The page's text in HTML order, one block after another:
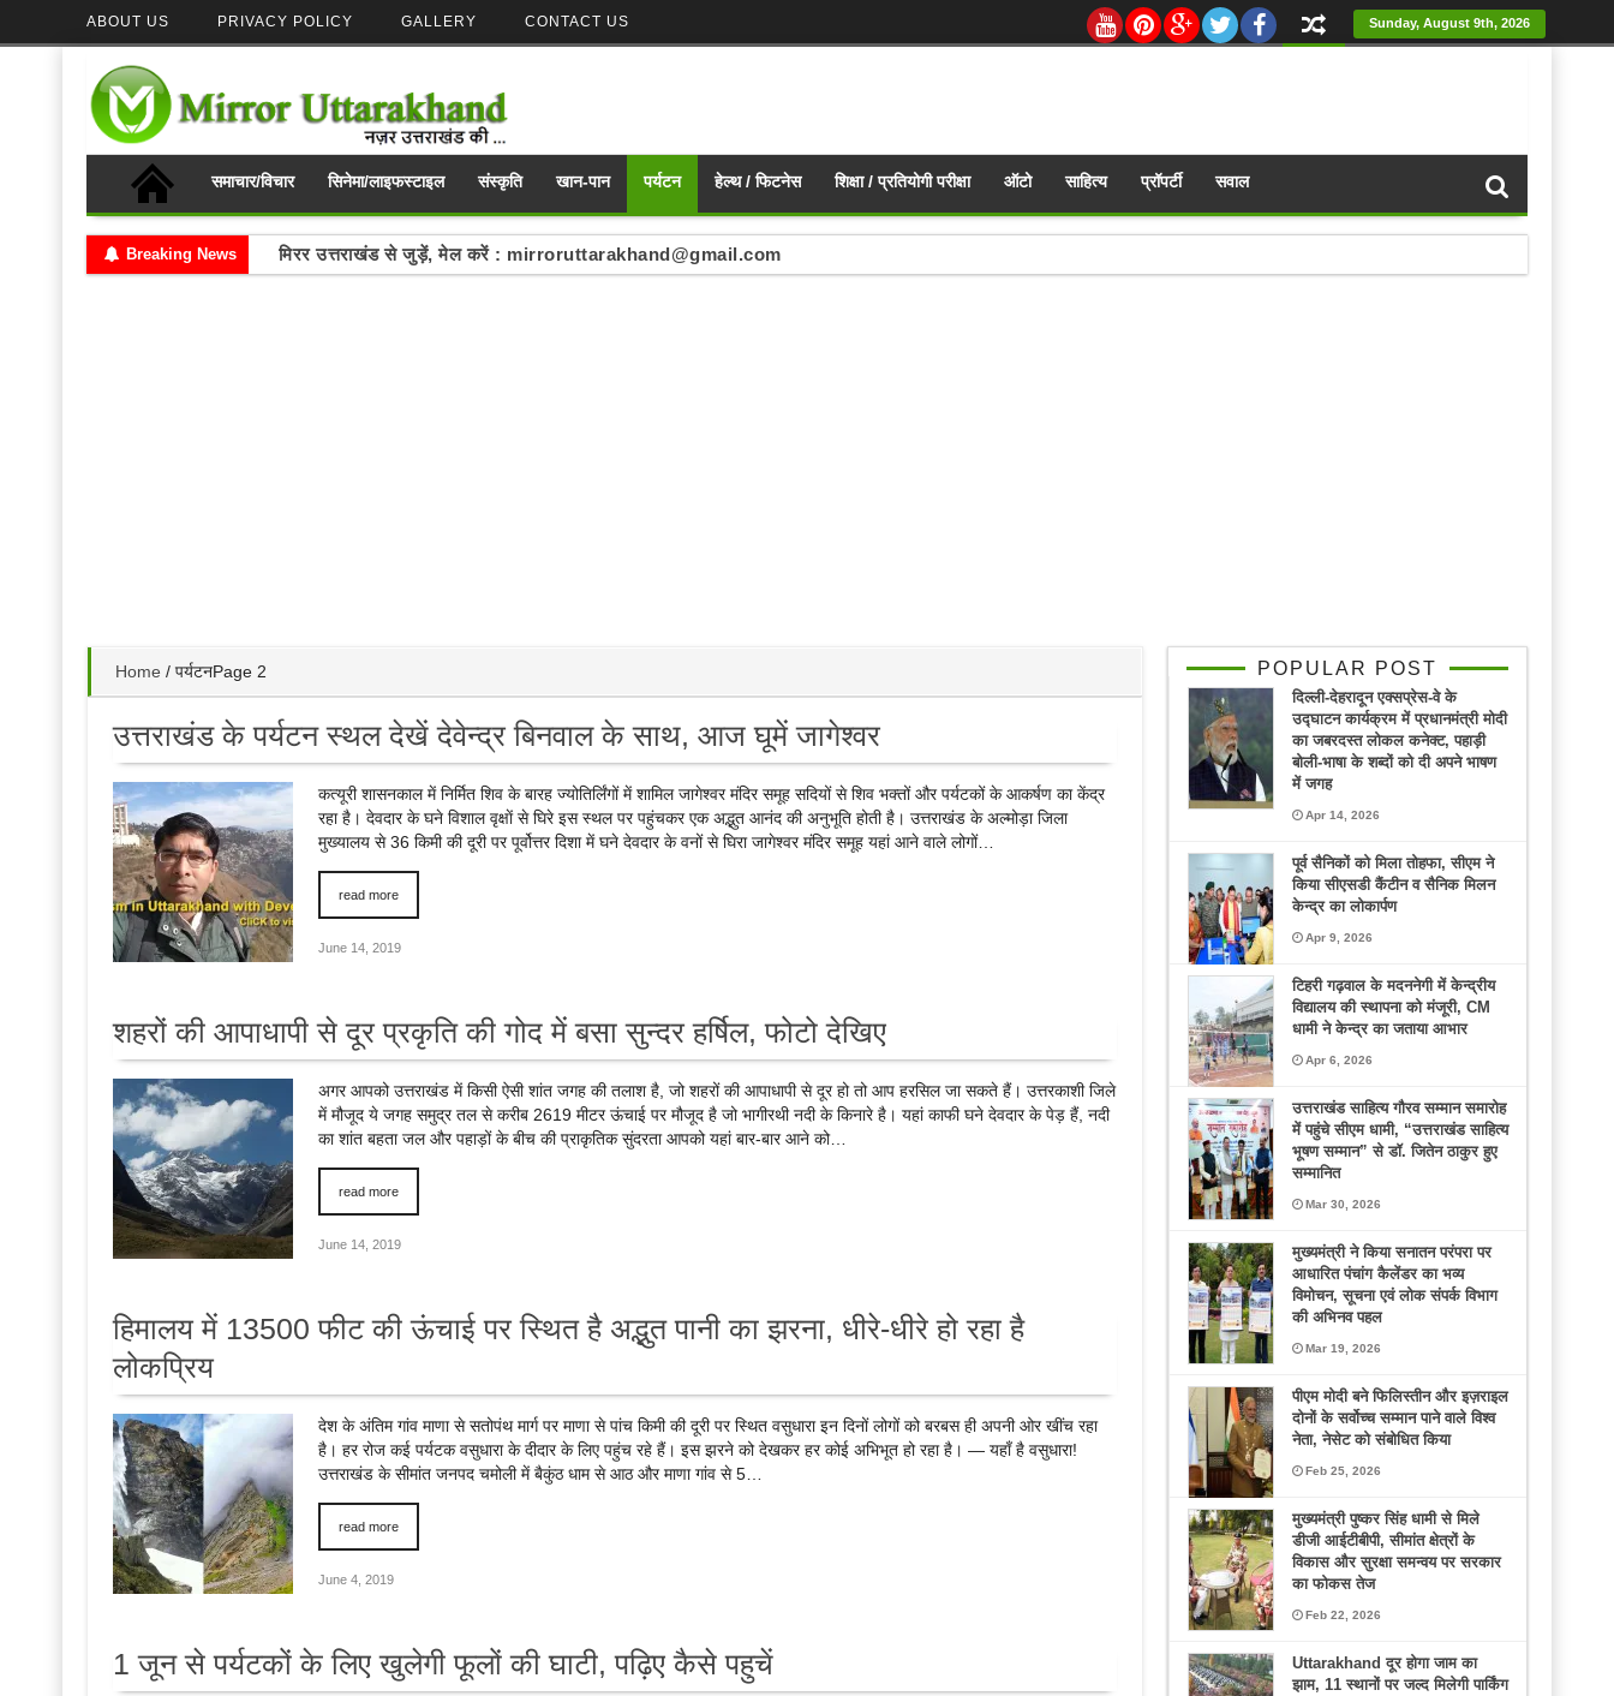
ABOUT US PRIVACY POLICY GALLERY CONTACT US Sunday, August 9th, 2026
समाचार/विचार सिनेमा/लाइफस्टाइल संस्कृति खान-पान पर्यटन हेल्थ / फिटनेस शिक्षा / प्रतियोगी परीक्षा ऑटो साहित्य प्रॉपर्टी सवाल
Breaking News
मिरर उत्तराखंड से जुड़ें, मेल करें : mirroruttarakhand@gmail.com
Home / पर्यटनPage 2
उत्तराखंड के पर्यटन स्थल देखें देवेन्द्र बिनवाल के साथ, आज घूमें जागेश्वर
कत्यूरी शासनकाल में निर्मित शिव के बारह ज्योतिर्लिंगों में शामिल जागेश्वर मंदिर समूह सदियों से शिव भक्तों और पर्यटकों के आकर्षण का केंद्र
रहा है। देवदार के घने विशाल वृक्षाें से घिरे इस स्थल पर पहुंचकर एक अद्भुत आनंद की अनुभूति होती है। उत्तराखंड के अल्मोड़ा जिला
मुख्यालय से 36 किमी की दूरी पर पूर्वोत्तर दिशा में घने देवदार के वनों से घिरा जागेश्वर मंदिर समूह यहां आने वाले लोगों…
read more
June 14, 2019
शहरों की आपाधापी से दूर प्रकृति की गोद में बसा सुन्दर हर्षिल, फोटो देखिए
अगर आपको उत्तराखंड में किसी ऐसी शांत जगह की तलाश है, जो शहरों की आपाधापी से दूर हो तो आप हरसिल जा सकते हैं। उत्तरकाशी जिले
में मौजूद ये जगह समुद्र तल से करीब 2619 मीटर ऊंचाई पर मौजूद है जो भागीरथी नदी के किनारे है। यहां काफी घने देवदार के पेड़ हैं, नदी
का शांत बहता जल और पहाड़ों के बीच की प्राकृतिक सुंदरता आपको यहां बार-बार आने को…
read more
June 14, 2019
हिमालय में 13500 फीट की ऊंचाई पर स्थित है अद्भुत पानी का झरना, धीरे-धीरे हो रहा है
लोकप्रिय
देश के अंतिम गांव माणा से सतोपंथ मार्ग पर माणा से पांच किमी की दूरी पर स्थित वसुधारा इन दिनों लोगों को बरबस ही अपनी ओर खींच रहा
है। हर रोज कई पर्यटक वसुधारा के दीदार के लिए पहुंच रहे हैं। इस झरने को देखकर हर कोई अभिभूत हो रहा है। — यहाँ है वसुधारा!
उत्तराखंड के सीमांत जनपद चमोली में बैकुंठ धाम से आठ और माणा गांव से 5…
read more
June 4, 2019
1 जून से पर्यटकों के लिए खुलेगी फूलों की घाटी, पढ़िए कैसे पहुचें
POPULAR POST
दिल्ली-देहरादून एक्सप्रेस-वे के
उद्घाटन कार्यक्रम में प्रधानमंत्री मोदी
का जबरदस्त लोकल कनेक्ट, पहाड़ी
बोली-भाषा के शब्दों को दी अपने भाषण
में जगह
Apr 14, 2026
पूर्व सैनिकों को मिला तोहफा, सीएम ने
किया सीएसडी कैंटीन व सैनिक मिलन
केन्द्र का लोकार्पण
Apr 9, 2026
टिहरी गढ़वाल के मदननेगी में केन्द्रीय
विद्यालय की स्थापना को मंजूरी, CM
धामी ने केन्द्र का जताया आभार
Apr 6, 2026
उत्तराखंड साहित्य गौरव सम्मान समारोह
में पहुंचे सीएम धामी, “उत्तराखंड साहित्य
भूषण सम्मान” से डॉ. जितेन ठाकुर हुए
सम्मानित
Mar 30, 2026
मुख्यमंत्री ने किया सनातन परंपरा पर
आधारित पंचांग कैलेंडर का भव्य
विमोचन, सूचना एवं लोक संपर्क विभाग
की अभिनव पहल
Mar 19, 2026
पीएम मोदी बने फिलिस्तीन और इज़राइल
दोनों के सर्वोच्च सम्मान पाने वाले विश्व
नेता, नेसेट को संबोधित किया
Feb 25, 2026
मुख्यमंत्री पुष्कर सिंह धामी से मिले
डीजी आईटीबीपी, सीमांत क्षेत्रों के
विकास और सुरक्षा समन्वय पर सरकार
का फोकस तेज
Feb 22, 2026
Uttarakhand दूर होगा जाम का
झाम, 11 स्थानों पर जल्द मिलेगी पार्किंग